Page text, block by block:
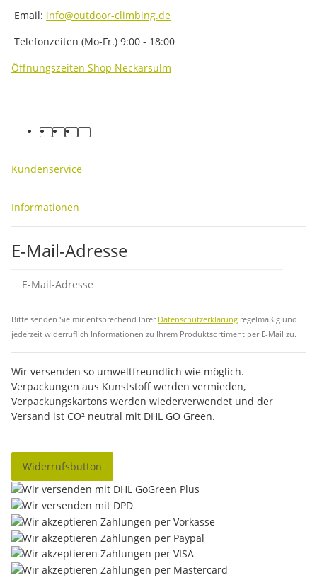
Email: info@outdoor-climbing.de
Telefonzeiten (Mo-Fr.) 9:00 - 18:00
Öffnungszeiten Shop Neckarsulm
facebook
youtube
instagram
tiktok
Kundenservice
Informationen
E-Mail-Adresse
Bitte senden Sie mir entsprechend Ihrer Datenschutzerklärung regelmäßig und
jederzeit widerruflich Informationen zu Ihrem Produktsortiment per E-Mail zu.
Wir versenden so umweltfreundlich wie möglich.
Verpackungen aus Kunststoff werden vermieden,
Verpackungskartons werden wiederverwendet und der
Versand ist CO² neutral mit DHL GO Green.
Widerrufsbutton